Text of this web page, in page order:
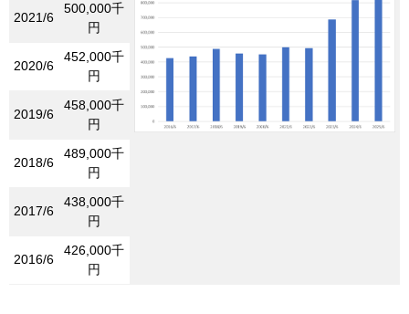
2021/6
500,000千
円
2020/6
452,000千
円
2019/6
458,000千
円
2018/6
489,000千
円
2017/6
438,000千
円
2016/6
426,000千
円